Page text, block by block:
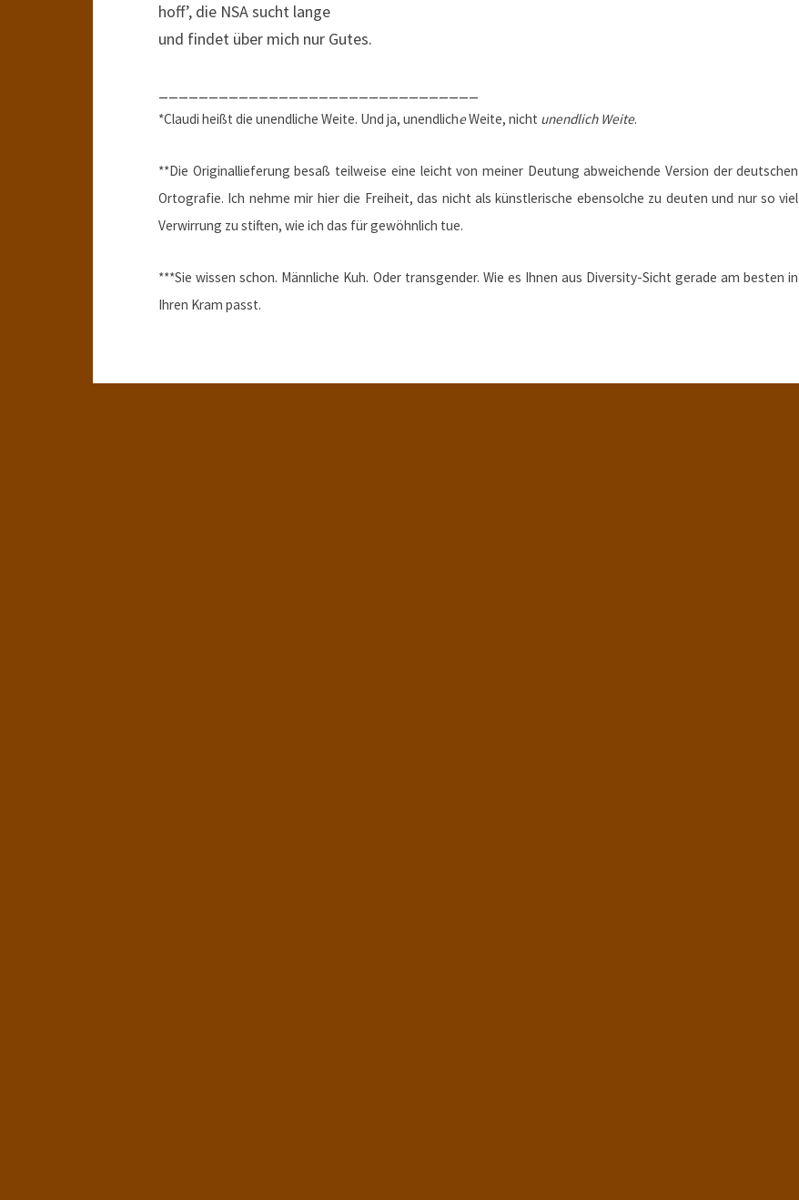
hoff’, die NSA sucht lange
und findet über mich nur Gutes.
*Claudi heißt die unendliche Weite. Und ja, unendlicheWeite, nicht unendlich Weite.
**Die Originallieferung besaß teilweise eine leicht von meiner Deutung abweichende Version der deutschen
Ortografie. Ich nehme mir hier die Freiheit, das nicht als künstlerische ebensolche zu deuten und nur so viel
Verwirrung zu stiften, wie ich das für gewöhnlich tue.
***Sie wissen schon. Männliche Kuh. Oder transgender. Wie es Ihnen aus Diversity-Sicht gerade am besten in
Ihren Kram passt.